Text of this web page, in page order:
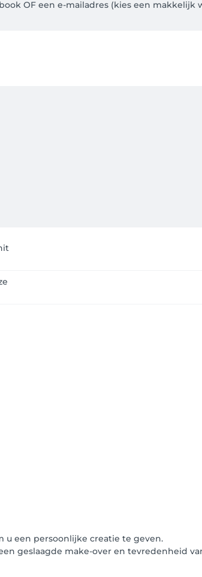
OF een e-mailadres (kies een makkelijk
bevestiging hiervan
een persoonlijke creatie te geven.
geslaagde make-over en tevredenheid